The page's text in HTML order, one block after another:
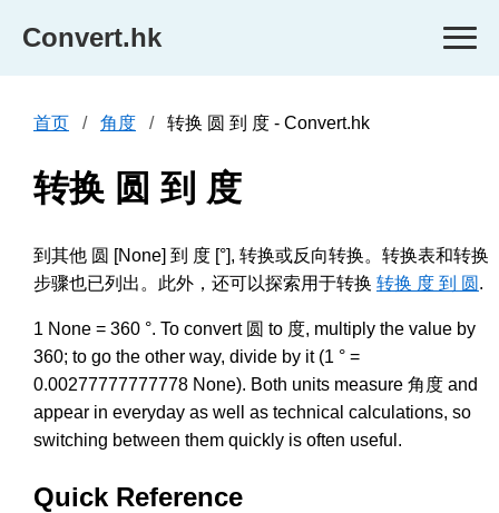
Convert.hk
首页 角度 转换 圆 到 度 - Convert.hk
转换 圆 到 度
到其他 圆 [None] 到 度 [°], 转换或反向转换。转换表和转换
步骤也已列出。此外，还可以探索用于转换 转换 度 到 圆 .
1 None = 360 °. To convert 圆 to 度, multiply the value by
360; to go the other way, divide by it (1 ° =
0.00277777777778 None). Both units measure 角度 and
appear in everyday as well as technical calculations, so
switching between them quickly is often useful.
Quick Reference